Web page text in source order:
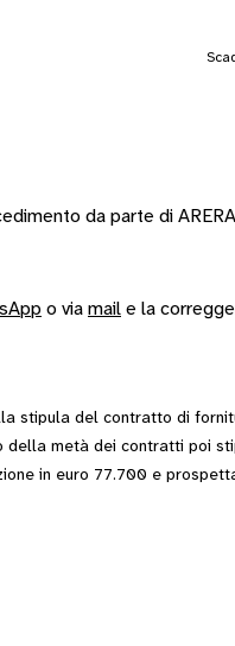
da parte di
o via mail e la
stipula del contratto di
metà dei contratti poi
in euro 77.700 e